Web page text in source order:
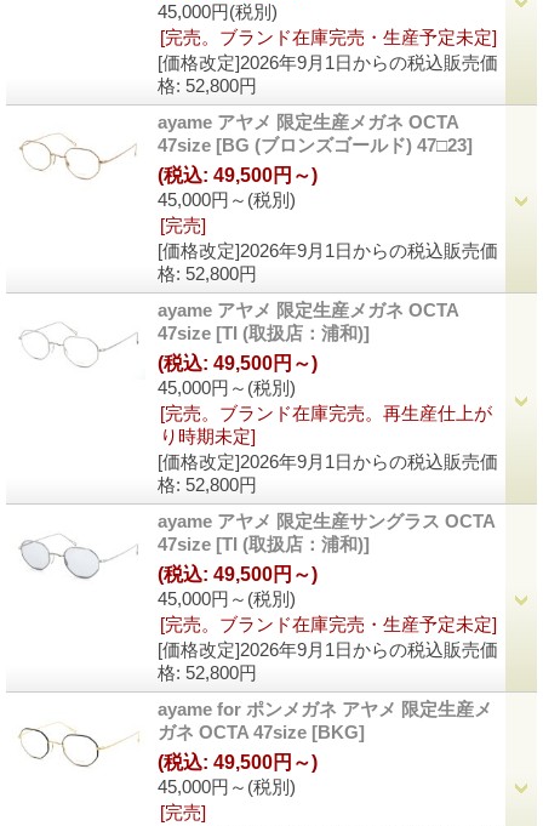
45,000円(税別)
[完売。ブランド在庫完売・生産予定未定]
[価格改定]2026年9月1日からの税込販売価
格: 52,800円
ayame アヤメ 限定生産メガネ OCTA
47size [BG (ブロンズゴールド) 47□23]
45,000円～ (税別)
(税込: 49,500円～)
[完売]
[価格改定]2026年9月1日からの税込販売価
格: 52,800円
ayame アヤメ 限定生産メガネ OCTA
47size [TI (取扱店：浦和)]
45,000円～ (税別)
(税込: 49,500円～)
[完売。ブランド在庫完売。再生産仕上が
り時期未定]
[価格改定]2026年9月1日からの税込販売価
格: 52,800円
ayame アヤメ 限定生産サングラス OCTA
47size [TI (取扱店：浦和)]
45,000円～ (税別)
(税込: 49,500円～)
[完売。ブランド在庫完売・生産予定未定]
[価格改定]2026年9月1日からの税込販売価
格: 52,800円
ayame for ポンメガネ アヤメ 限定生産メ
ガネ OCTA 47size [BKG]
45,000円～ (税別)
(税込: 49,500円～)
[完売]